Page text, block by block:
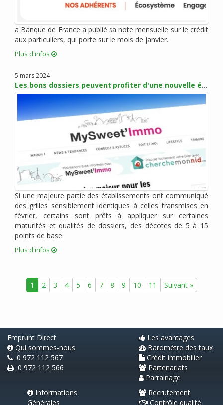
janvier 2012 (10)
décembre 2011 (3)
novembre 2011 (5)
septembre 2011 (4)
août 2011 (5)
juillet 2011 (1)
juin 2011 (1)
mars 2011 (2)
février 2011 (3)
janvier 2011 (2)
décembre 2010 (1)
novembre 2010 (2)
octobre 2010 (2)
août 2010 (1)
juin 2010 (2)
février 2010 (1)
septembre 2009 (2)
a Banque de France a publié sa note mensuelle sur le crédit
aux particuliers, qui porte sur le mois de janvier.
Plus d'infos
5 mars 2024
Les bons dossiers peuvent profiter d'une nouvelle érosion des taux en mars
Si une majeure partie des établissements ont communiqué
des grilles sensiblement identiques à celles transmises en
février, certains sont prêts à appliquer sur certaines
maturités et qualités de dossiers, des décotes de 5 à 15
points de base
Plus d'infos
1 2 3 4 5 6 7 8 9 10 11 Suivant »
Emprunt Direct
Qui sommes-nous
0 972 112 567
0 972 112 566
Les avantages
Baromètre des taux
Crédit immobilier
Partenariats
Parrainage
Informations
Générales
Recrutement
Contrôle qualité